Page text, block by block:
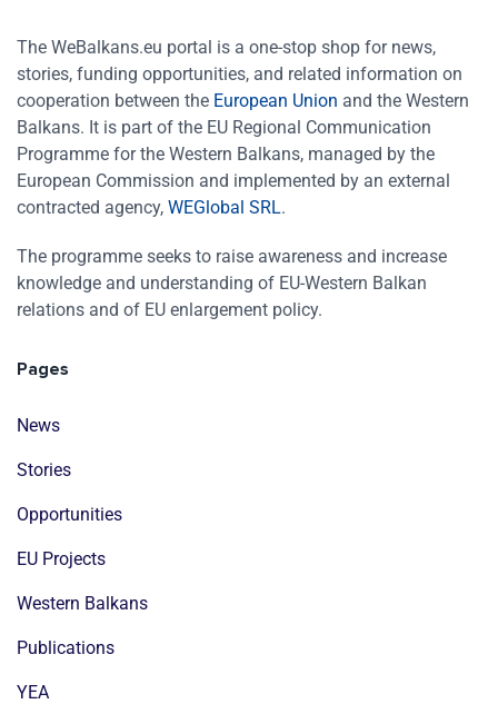
The WeBalkans.eu portal is a one-stop shop for news,
stories, funding opportunities, and related information on
cooperation between the European Union and the Western
Balkans. It is part of the EU Regional Communication
Programme for the Western Balkans, managed by the
European Commission and implemented by an external
contracted agency, WEGlobal SRL.
The programme seeks to raise awareness and increase
knowledge and understanding of EU-Western Balkan
relations and of EU enlargement policy.
Pages
News
Stories
Opportunities
EU Projects
Western Balkans
Publications
YEA